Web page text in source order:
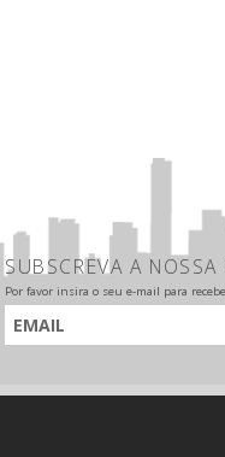
SUBSCREVA A NOSSA
Por favor insira o seu e-mail para